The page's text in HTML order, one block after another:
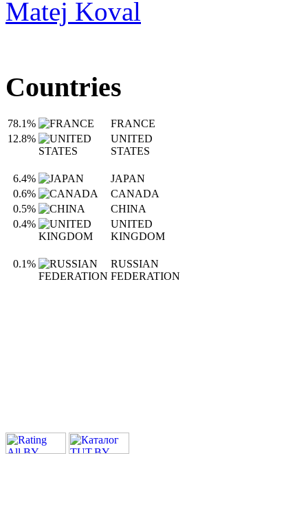
Countries
78.1%
FRANCE
12.8%
UNITED
STATES
6.4%
JAPAN
0.6%
CANADA
0.5%
CHINA
0.4%
UNITED
KINGDOM
0.1%
RUSSIAN
FEDERATION